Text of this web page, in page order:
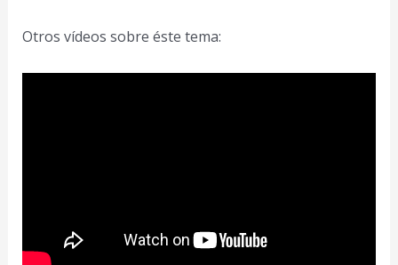
Otros vídeos sobre éste tema: